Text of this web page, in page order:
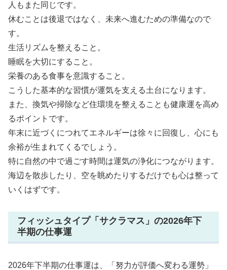
人もまた同じです。
休むことは後退ではなく、未来へ進むための準備なので
す。
生活リズムを整えること。
睡眠を大切にすること。
栄養のある食事を意識すること。
こうした基本的な習慣が運気を支える土台になります。
また、換気や掃除など住環境を整えることも健康運を高め
るポイントです。
年末に近づくにつれてエネルギーは徐々に回復し、心にも
余裕が生まれてくるでしょう。
特に自然の中で過ごす時間は運気の浄化につながります。
海辺を散歩したり、空を眺めたりするだけでも心は整って
いくはずです。
フィッシュタイプ「サクラマス」の2026年下
半期の仕事運
2026年下半期の仕事運は、「努力が評価へ変わる運勢」